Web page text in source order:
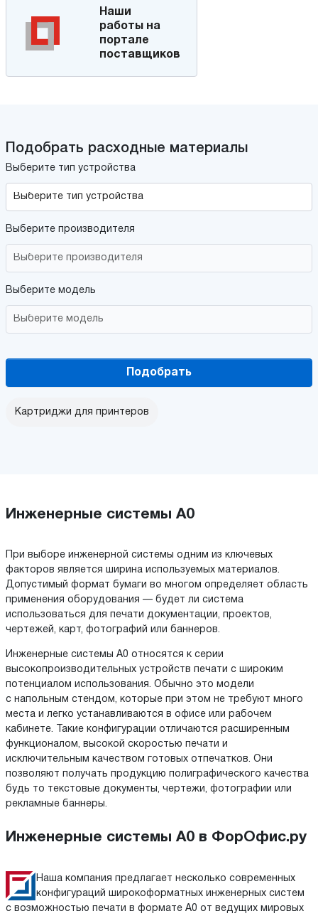
Наши
работы на
портале
поставщиков
Подобрать расходные материалы
Выберите тип устройства
Выберите производителя
Выберите модель
Подобрать
Картриджи для принтеров
Инженерные системы А0
При выборе инженерной системы одним из ключевых
факторов является ширина используемых материалов.
Допустимый формат бумаги во многом определяет область
применения оборудования — будет ли система
использоваться для печати документации, проектов,
чертежей, карт, фотографий или баннеров.
Инженерные системы А0 относятся к серии
высокопроизводительных устройств печати с широким
потенциалом использования. Обычно это модели
с напольным стендом, которые при этом не требуют много
места и легко устанавливаются в офисе или рабочем
кабинете. Такие конфигурации отличаются расширенным
функционалом, высокой скоростью печати и
исключительным качеством готовых отпечатков. Они
позволяют получать продукцию полиграфического качества
будь то текстовые документы, чертежи, фотографии или
рекламные баннеры.
Инженерные системы А0 в ФорОфис.ру
Наша компания предлагает несколько современных
конфигураций широкоформатных инженерных систем
с возможностью печати в формате А0 от ведущих мировых